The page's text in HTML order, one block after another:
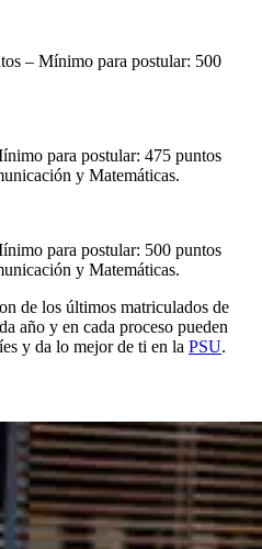
– Mínimo para postular: 500
para postular: 475 puntos
y Matemáticas.
para postular: 500 puntos
y Matemáticas.
de los últimos matriculados de
año y en cada proceso pueden
y da lo mejor de ti en la PSU.